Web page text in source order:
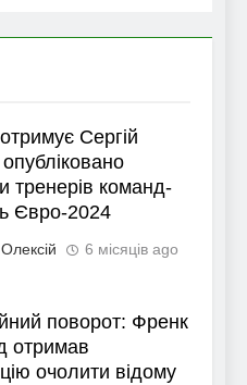
Сергій
тренерів команд-
Євро-2024
6 місяців ago
поворот: Френк
отримав
очолити відому